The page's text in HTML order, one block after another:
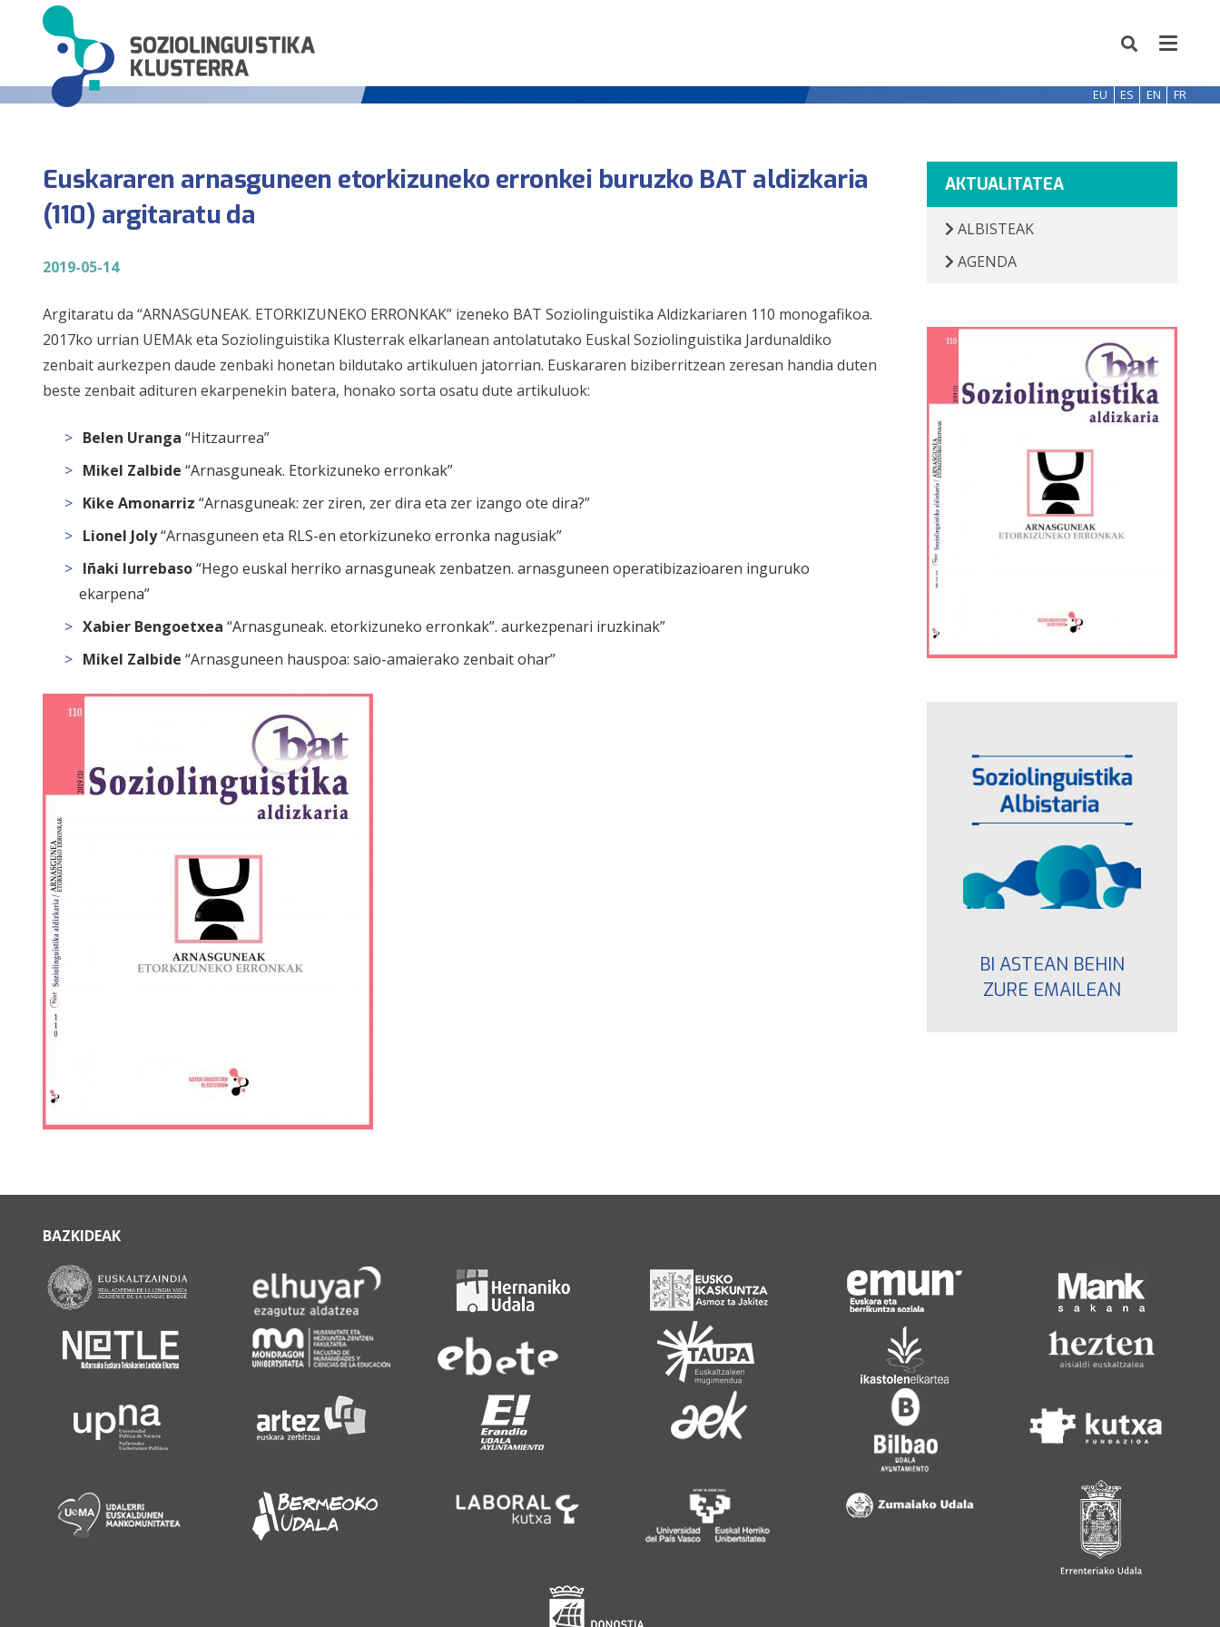
EU ES EN FR
Euskararen arnasguneen etorkizuneko erronkei buruzko BAT aldizkaria
(110) argitaratu da
2019-05-14
Argitaratu da “ARNASGUNEAK. ETORKIZUNEKO ERRONKAK” izeneko BAT Soziolinguistika Aldizkariaren 110 monogafikoa.
2017ko urrian UEMAk eta Soziolinguistika Klusterrak elkarlanean antolatutako Euskal Soziolinguistika Jardunaldiko
zenbait aurkezpen daude zenbaki honetan bildutako artikuluen jatorrian. Euskararen biziberritzean zeresan handia duten
beste zenbait adituren ekarpenekin batera, honako sorta osatu dute artikuluok:
Belen Uranga “Hitzaurrea”
Mikel Zalbide “Arnasguneak. Etorkizuneko erronkak”
Kike Amonarriz “Arnasguneak: zer ziren, zer dira eta zer izango ote dira?”
Lionel Joly“Arnasguneen eta RLS-en etorkizuneko erronka nagusiak”
Iñaki Iurrebaso“Hego euskal herriko arnasguneak zenbatzen. arnasguneen operatibizazioaren inguruko
ekarpena”
Xabier Bengoetxea “Arnasguneak. etorkizuneko erronkak”. aurkezpenari iruzkinak”
Mikel Zalbide “Arnasguneen hauspoa: saio-amaierako zenbait ohar”
AKTUALITATEA
ALBISTEAK
AGENDA
BI ASTEAN BEHIN
ZURE EMAILEAN
BAZKIDEAK